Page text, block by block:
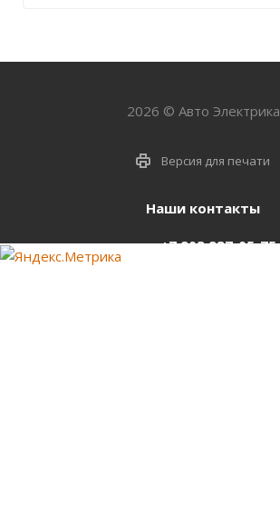
2026 © Авто Электрика
Версия для печати
Наши контакты
+7 903 937-05-75